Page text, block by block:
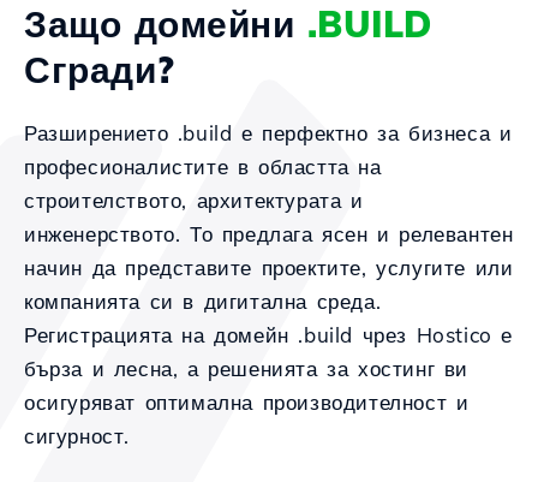
Защо домейни .BUILD
Сгради?
Разширението .build е перфектно за бизнеса и
професионалистите в областта на
строителството, архитектурата и
инженерството. То предлага ясен и релевантен
начин да представите проектите, услугите или
компанията си в дигитална среда.
Регистрацията на домейн .build чрез Hostico е
бърза и лесна, а решенията за хостинг ви
осигуряват оптимална производителност и
сигурност.